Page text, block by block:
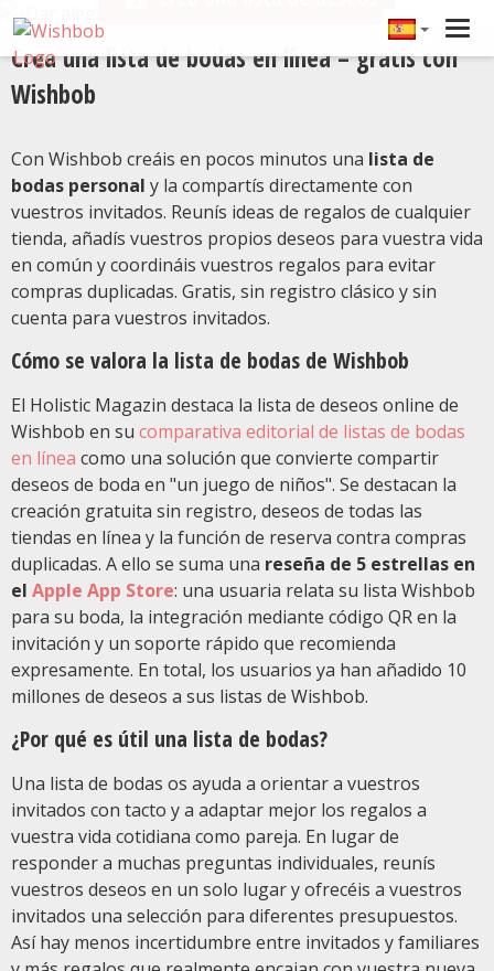
Crea una lista de bodas en línea – gratis con
Wishbob
Con Wishbob creáis en pocos minutos una lista de
bodas personal y la compartís directamente con
vuestros invitados. Reunís ideas de regalos de cualquier
tienda, añadís vuestros propios deseos para vuestra vida
en común y coordináis vuestros regalos para evitar
compras duplicadas. Gratis, sin registro clásico y sin
cuenta para vuestros invitados.
Cómo se valora la lista de bodas de Wishbob
El Holistic Magazin destaca la lista de deseos online de
Wishbob en su comparativa editorial de listas de bodas
en línea como una solución que convierte compartir
deseos de boda en "un juego de niños". Se destacan la
creación gratuita sin registro, deseos de todas las
tiendas en línea y la función de reserva contra compras
duplicadas. A ello se suma una reseña de 5 estrellas en
el Apple App Store: una usuaria relata su lista Wishbob
para su boda, la integración mediante código QR en la
invitación y un soporte rápido que recomienda
expresamente. En total, los usuarios ya han añadido 10
millones de deseos a sus listas de Wishbob.
¿Por qué es útil una lista de bodas?
Una lista de bodas os ayuda a orientar a vuestros
invitados con tacto y a adaptar mejor los regalos a
vuestra vida cotidiana como pareja. En lugar de
responder a muchas preguntas individuales, reunís
vuestros deseos en un solo lugar y ofrecéis a vuestros
invitados una selección para diferentes presupuestos.
Así hay menos incertidumbre entre invitados y familiares